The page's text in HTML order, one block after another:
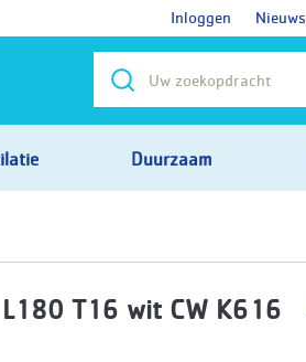
Inloggen Nieuws
Duurzaam
T16 wit CW K616